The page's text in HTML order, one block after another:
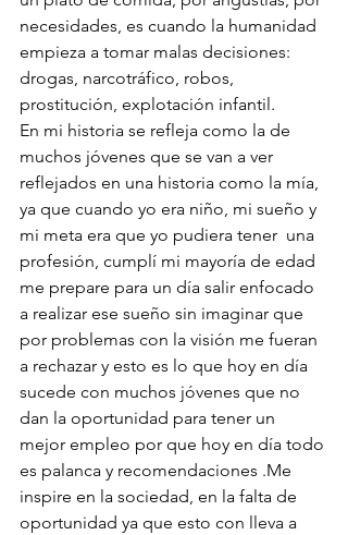
necesidades, es cuando la humanidad
empieza a tomar malas decisiones:
drogas, narcotráfico, robos,
prostitución, explotación infantil.
En mi historia se refleja como la de
muchos jóvenes que se van a ver
reflejados en una historia como la mía,
ya que cuando yo era niño, mi sueño y
mi meta era que yo pudiera tener  una
profesión, cumplí mi mayoría de edad
me prepare para un día salir enfocado
a realizar ese sueño sin imaginar que
por problemas con la visión me fueran
a rechazar y esto es lo que hoy en día
sucede con muchos jóvenes que no
dan la oportunidad para tener un
mejor empleo por que hoy en día todo
es palanca y recomendaciones .Me
inspire en la sociedad, en la falta de
oportunidad ya que esto con lleva a